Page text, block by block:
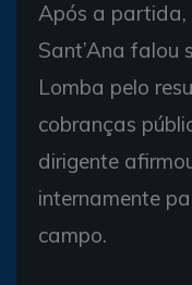
Após a partida,
Sant’Ana falou
Lomba pelo
cobranças
dirigente
internamente
campo.